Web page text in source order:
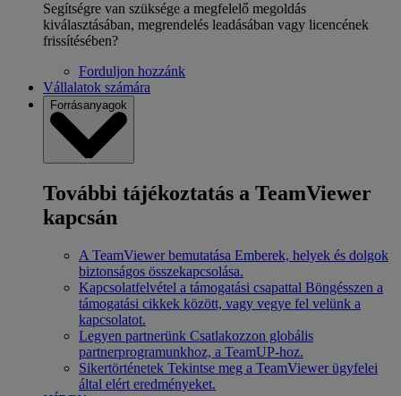
Segítségre van szüksége a megfelelő megoldás
kiválasztásában, megrendelés leadásában vagy licencének
frissítésében?
Forduljon hozzánk
Vállalatok számára
Forrásanyagok
További tájékoztatás a TeamViewer
kapcsán
A TeamViewer bemutatása Emberek, helyek és dolgok
biztonságos összekapcsolása.
Kapcsolatfelvétel a támogatási csapattal Böngésszen a
támogatási cikkek között, vagy vegye fel velünk a
kapcsolatot.
Legyen partnerünk Csatlakozzon globális
partnerprogramunkhoz, a TeamUP-hoz.
Sikertörténetek Tekintse meg a TeamViewer ügyfelei
által elért eredményeket.